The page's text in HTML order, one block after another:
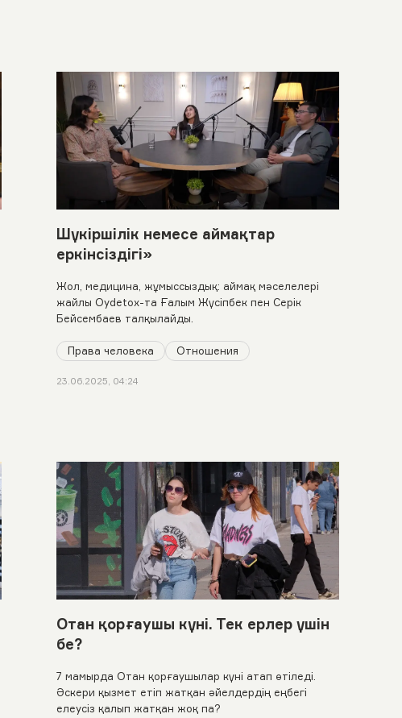
Шүкіршілік немесе аймақтар
еркінсіздігі»
Жол, медицина, жұмыссыздық: аймақ мәселелері
жайлы Oydetox-та Ғалым Жүсіпбек пен Серік
Бейсембаев талқылайды.
Права человека Отношения
23.06.2025, 04:24
Отан қорғаушы күні. Тек ерлер үшін
бе?
7 мамырда Отан қорғаушылар күні атап өтіледі.
Әскери қызмет етіп жатқан әйелдердің еңбегі
елеусіз қалып жатқан жоқ па?